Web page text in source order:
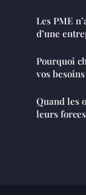
Les PME
d’une
Pourquoi
vos
Quand les
leurs